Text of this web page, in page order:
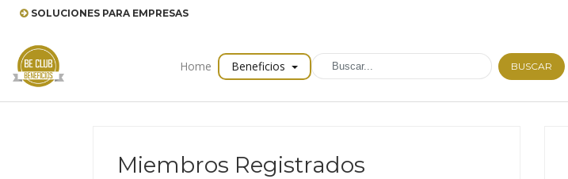
SOLUCIONES PARA EMPRESAS
Home Beneficios BUSCAR
Miembros Registrados